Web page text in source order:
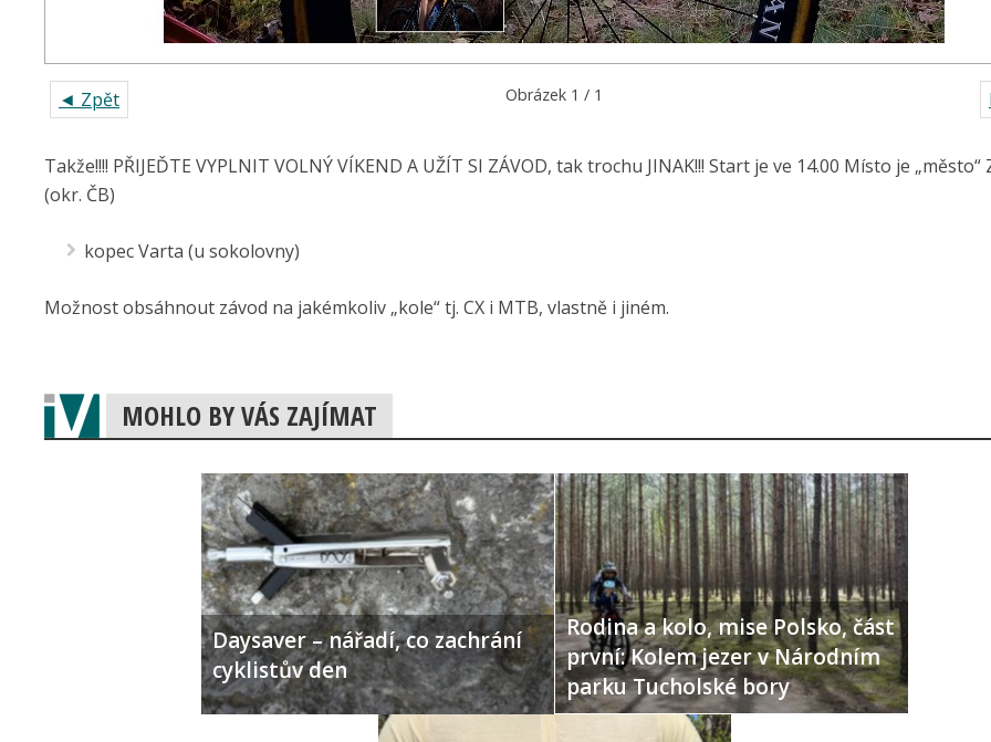
◄ Zpět Obrázek 1 / 1
Takže!!!! PŘIJEĎTE VYPLNIT VOLNÝ VÍKEND A UŽÍT SI ZÁVOD, tak trochu JINAK!!! Start je ve 14.00 Místo je „město“
(okr. ČB)
kopec Varta (u sokolovny)
Možnost obsáhnout závod na jakémkoliv „kole“ tj. CX i MTB, vlastně i jiném.
MOHLO BY VÁS ZAJÍMAT
Daysaver – nářadí, co zachrání
cyklistův den
Rodina a kolo, mise Polsko, část
první: Kolem jezer v Národním
parku Tucholské bory